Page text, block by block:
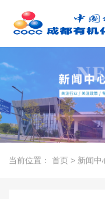
当前位置： 首页 > 新闻中